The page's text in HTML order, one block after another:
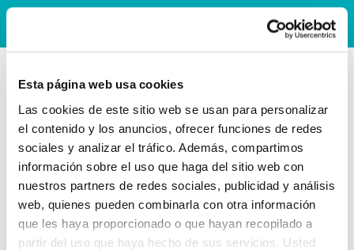
Esta página web usa cookies
Las cookies de este sitio web se usan para personalizar
el contenido y los anuncios, ofrecer funciones de redes
sociales y analizar el tráfico. Además, compartimos
información sobre el uso que haga del sitio web con
nuestros partners de redes sociales, publicidad y análisis
web, quienes pueden combinarla con otra información
que les haya proporcionado o que hayan recopilado a
partir del uso que haya hecho de sus servicios. Usted